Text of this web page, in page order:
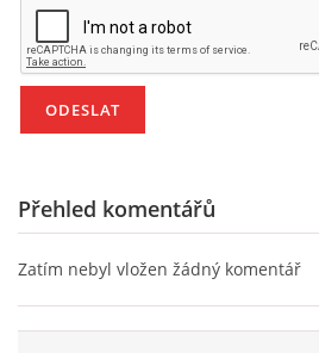
PÍSNĚ K TÉMATU LÉTO
BÁSNĚ K TÉMATU LÉTO
PÍSNĚ K TÉMATU PODZIM
BÁSNĚ K TÉMATU PODZIM
Přehled komentářů
Zatím nebyl vložen žádný komentář